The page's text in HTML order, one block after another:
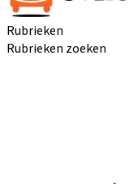
Rubrieken
Rubrieken zoeken